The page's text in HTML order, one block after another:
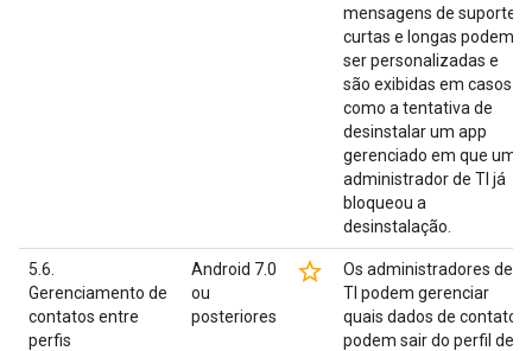
mensagens de suporte
curtas e longas podem
ser personalizadas e
são exibidas em casos
como a tentativa de
desinstalar um app
gerenciado em que um
administrador de TI já
bloqueou a
desinstalação.
5.6.
Gerenciamento de
contatos entre
perfis
Android 7.0
ou
posteriores
star_border
Os administradores de
TI podem gerenciar
quais dados de contato
podem sair do perfil de